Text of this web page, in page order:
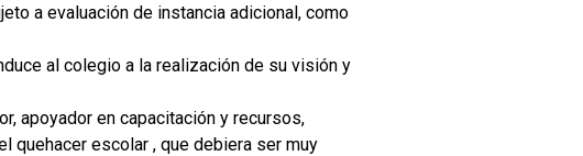
a evaluación de instancia adicional, como
al colegio a la realización de su visión y
apoyador en capacitación y recursos,
quehacer escolar , que debiera ser muy